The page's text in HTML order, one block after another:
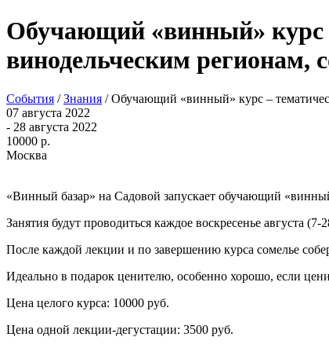
Обучающий «винный» курс
винодельческим регионам,
События /Знания /Обучающий «винный» курс –
07 августа 2022
- 28 августа 2022
10000 р.
Москва
«Винный базар» на Садовой запускает обучающий
Занятия будут проводиться каждое воскресенье августа
После каждой лекции и по завершению курса сомелье
Идеально в подарок ценителю, особенно хорошо, если
Цена целого курса: 10000 руб.
Цена одной лекции-дегустации: 3500 руб.